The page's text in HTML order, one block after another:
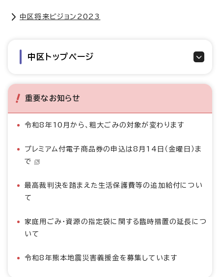
中区将来ビジョン2023
中区トップページ
重要なお知らせ
令和8年10月から、粗大ごみの対象が変わります
プレミアム付電子商品券の申込は8月14日（金曜日）ま
で
最高裁判決を踏まえた生活保護費等の追加給付につい
て
家庭用ごみ・資源の指定袋に関する臨時措置の延長につ
いて
令和8年熊本地震災害義援金を募集しています